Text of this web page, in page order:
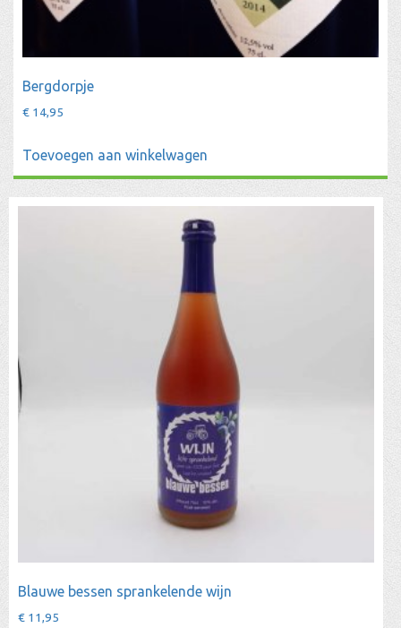
Bergdorpje
€ 14,95
Toevoegen aan winkelwagen
Blauwe bessen sprankelende wijn
€11,95